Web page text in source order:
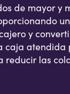
de mayor y
y
caja atendida
reducir las